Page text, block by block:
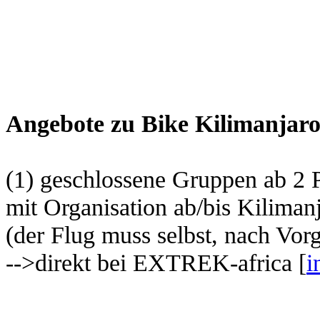
Angebote zu Bike
(1) geschlossene Gruppen ab 2
mit Organisation ab/bis
(der Flug muss selbst, nach
-->direkt bei EXTREK-africa [